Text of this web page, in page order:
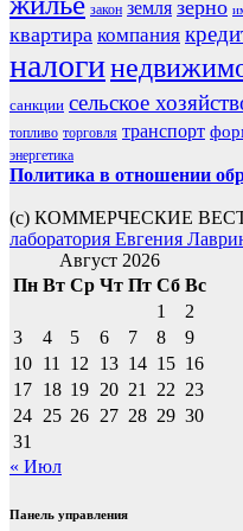
закон земля зерно
квартира компания
налоги
санкции сельское
топливо торговля транспорт
энергетика
Политика в отношении
(с) КОММЕРЧЕСКИЕ
лаборатория Евгения
Август 2026
Пн Вт Ср Чт Пт Сб Вс
1
2
3
4 5 6 7 8
9
10 11 12 13 14 15 16
17 18 19 20 21 22 23
24 25 26 27 28 29 30
31
« Июл
Панель управления